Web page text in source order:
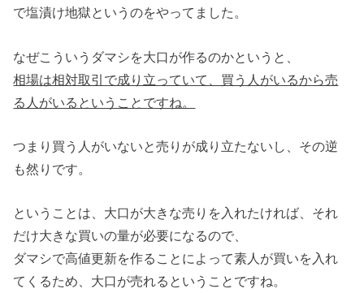
で塩漬け地獄というのをやってました。
なぜこういうダマシを大口が作るのかというと、
相場は相対取引で成り立っていて、買う人がいるから売
る人がいるということですね。
つまり買う人がいないと売りが成り立たないし、その逆
も然りです。
ということは、大口が大きな売りを入れたければ、それ
だけ大きな買いの量が必要になるので、
ダマシで高値更新を作ることによって素人が買いを入れ
てくるため、大口が売れるということですね。